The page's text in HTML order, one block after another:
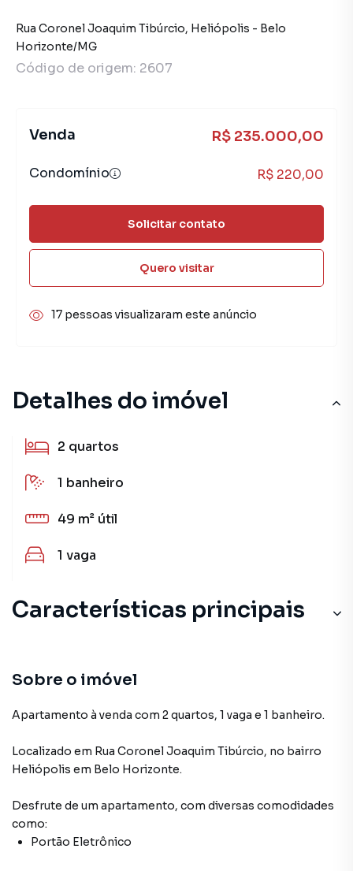
Detalhes do imóvel
2 quartos
1 banheiro
49 m² útil
1 vaga
Características principais
Sobre o imóvel
Apartamento à venda com 2 quartos, 1 vaga e 1 banheiro.
Localizado em Rua Coronel Joaquim Tibúrcio, no bairro
Heliópolis em Belo Horizonte.
Desfrute de um apartamento, com diversas comodidades
como:
Portão Eletrônico
Rua Coronel Joaquim Tibúrcio, Heliópolis - Belo
Horizonte/MG
Código de origem: 2607
Venda R$ 235.000,00
Condomínio R$ 220,00
Solicitar contato
Quero visitar
17 pessoas visualizaram este anúncio